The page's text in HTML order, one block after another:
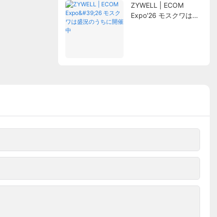
ZYWELL | ECOM
Expo'26 モスクワは盛